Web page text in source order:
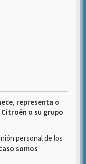
representa o
o su grupo
personal de los
somos